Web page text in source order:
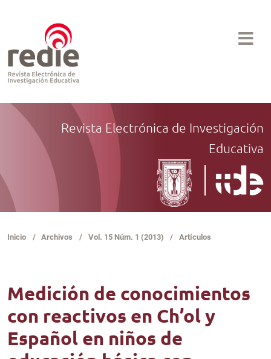
Revista Electrónica de Investigación
Educativa
Inicio / Archivos / Vol. 15 Núm. 1 (2013) / Artículos
Medición de conocimientos
con reactivos en Ch’ol y
Español en niños de